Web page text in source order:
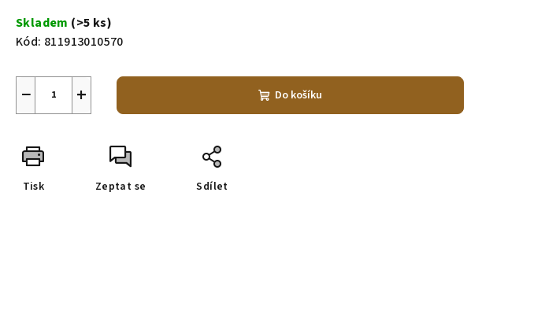
Skladem (>5 ks)
Kód: 811913010570
+
− Do košíku
Tisk Zeptat se Sdílet